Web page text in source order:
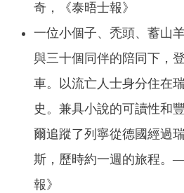
奇，《泰晤士報》
一位小個子、禿頭、蓄山
與三十個同伴的陪同下，
車。以流亡人士身分住在
史。兼具小說的可讀性和
爾追蹤了列寧從德國經過
斯，歷時約一週的旅程。
報》